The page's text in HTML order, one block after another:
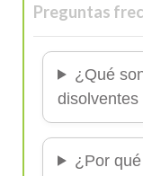
Preguntas
¿Qué
¿Por